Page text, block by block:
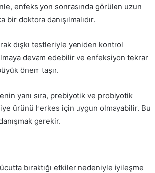
enfeksiyon sonrasında görülen uzun
doktora danışılmalıdır.
dışkı testleriyle yeniden kontrol
devam edebilir ve enfeksiyon tekrar
önem taşır.
yanı sıra, prebiyotik ve probiyotik
ürünü herkes için uygun olmayabilir. Bu
gerekir.
bıraktığı etkiler nedeniyle iyileşme